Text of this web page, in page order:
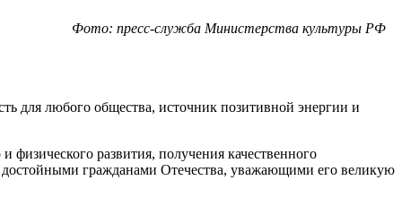
Фото: пресс-служба Министерства культуры РФ
для любого общества, источник позитивной энергии и
развития, получения качественного
достойными гражданами Отечества, уважающими его великую